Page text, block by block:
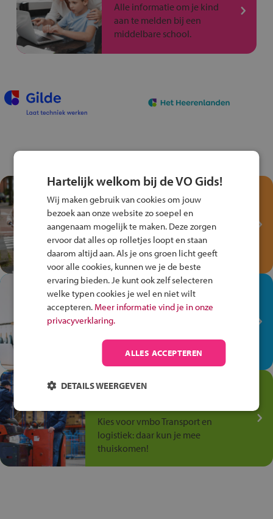
Alle informatie om je kind
aan te melden bij een
middelbare school.
Test je kennis met het
Fiets Veilig
Verkeersspel!
Speel het Fiets Veilig Verkeersspel
en win een Cortina-fiets!
In de winkel ben je op je
plek!
Ontdek via het vmbo jouw talent
op de winkelvloer, waar elke dag
anders is!
Jouw talent in de
Kies voor vmbo Transport en
logistiek: daar kun je mee
thuiskomen!
Hartelijk welkom bij de VO Gids!
Wij maken gebruik van cookies om jouw
bezoek aan onze website zo soepel en
aangenaam mogelijk te maken. Deze zorgen
ervoor dat alles op rolletjes loopt en staan
daarom altijd aan. Als je ons groen licht geeft
voor alle cookies, kunnen we je de beste
ervaring bieden. Je kunt ook zelf selecteren
welke typen cookies je wel en niet wilt
accepteren. Meer informatie vind je in onze
privacyverklaring.
ALLES ACCEPTEREN
DETAILS WEERGEVEN